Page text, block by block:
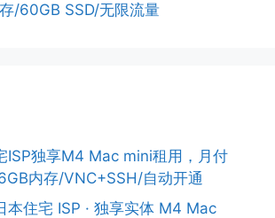
/60GB SSD/无限流量
ISP独享M4 Mac mini租用，月付
内存/VNC+SSH/自动开通
本住宅 ISP · 独享实体 M4 Mac